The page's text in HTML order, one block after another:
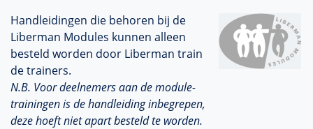
Handleidingen die behoren bij de
Liberman Modules kunnen alleen
besteld worden door Liberman train
de trainers.
N.B. Voor deelnemers aan de module-
trainingen is de handleiding inbegrepen,
deze hoeft niet apart besteld te worden.